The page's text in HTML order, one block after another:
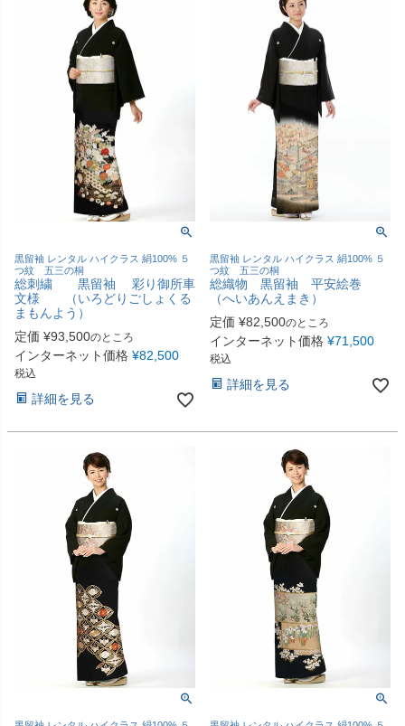
黒留袖 レンタル ハイクラス 絹100% ５
つ紋 五三の桐
総刺繍 黒留袖 彩り御所車
文様 （いろどりごしょくる
まもんよう）
定価 ¥93,500のところ
インターネット価格 ¥82,500
税込
詳細を見る
黒留袖 レンタル ハイクラス 絹100% ５
つ紋 五三の桐
総織物 黒留袖 平安絵巻
（へいあんえまき）
定価 ¥82,500のところ
インターネット価格 ¥71,500
税込
詳細を見る